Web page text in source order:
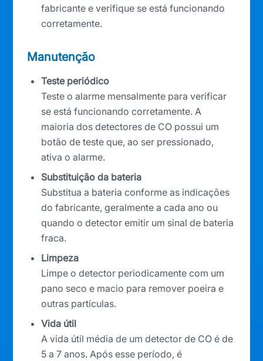
fabricante e verifique se está funcionando
corretamente.
Manutenção
Teste periódico
Teste o alarme mensalmente para verificar
se está funcionando corretamente. A
maioria dos detectores de CO possui um
botão de teste que, ao ser pressionado,
ativa o alarme.
Substituição da bateria
Substitua a bateria conforme as indicações
do fabricante, geralmente a cada ano ou
quando o detector emitir um sinal de bateria
fraca.
Limpeza
Limpe o detector periodicamente com um
pano seco e macio para remover poeira e
outras partículas.
Vida útil
A vida útil média de um detector de CO é de
5 a 7 anos. Após esse período, é